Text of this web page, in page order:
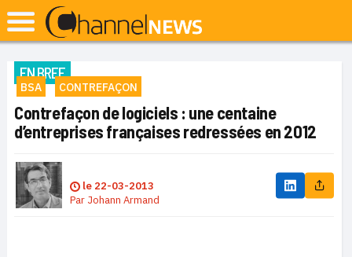
EN BREF
BSA CONTREFAÇON
Contrefaçon de logiciels : une centaine
d’entreprises françaises redressées en 2012
le 22-03-2013
Par Johann Armand